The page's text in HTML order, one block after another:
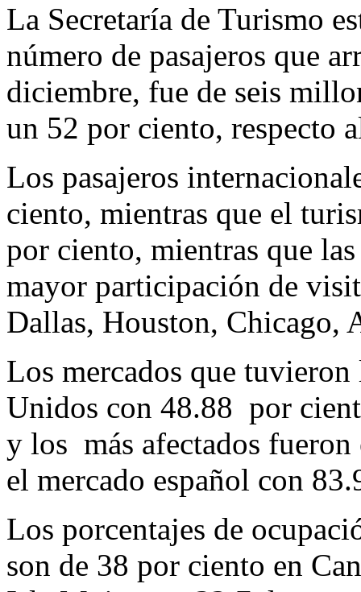
La Secretaría de Turismo
número de pasajeros que
diciembre, fue de seis
un 52 por ciento, respecto
Los pasajeros
ciento, mientras que el
por ciento, mientras que
mayor participación de
Dallas, Houston, Chicago,
Los mercados que
Unidos con 48.88 por
y los más afectados
el mercado español con
Los porcentajes de
son de 38 por ciento en